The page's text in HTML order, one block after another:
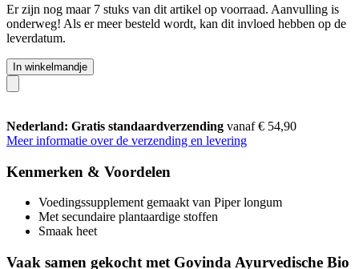
Er zijn nog maar 7 stuks van dit artikel op voorraad. Aanvulling is
onderweg! Als er meer besteld wordt, kan dit invloed hebben op de
leverdatum.
In winkelmandje
Nederland: Gratis standaardverzending vanaf € 54,90
Meer informatie over de verzending en levering
Kenmerken & Voordelen
Voedingssupplement gemaakt van Piper longum
Met secundaire plantaardige stoffen
Smaak heet
Vaak samen gekocht met Govinda Ayurvedische Bio